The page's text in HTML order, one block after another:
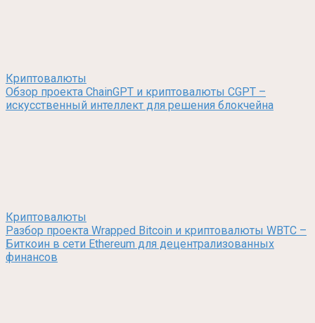
Криптовалюты
Обзор проекта ChainGPT и криптовалюты CGPT –
искусственный интеллект для решения блокчейна
Криптовалюты
Разбор проекта Wrapped Bitcoin и криптовалюты WBTC –
Биткоин в сети Ethereum для децентрализованных
финансов